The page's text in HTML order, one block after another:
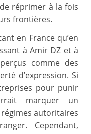
réprimer à la fois
frontières.
en France qu’en
à Amir DZ et à
comme des
d’expression. Si
pour punir
marquer un
autoritaires
Cependant,